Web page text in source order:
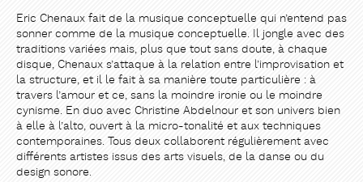
Eric Chenaux fait de la musique conceptuelle qui n’entend pas
sonner comme de la musique conceptuelle. Il jongle avec des
traditions variées mais, plus que tout sans doute, à chaque
disque, Chenaux s’attaque à la relation entre l’improvisation et
la structure, et il le fait à sa manière toute particulière : à
travers l’amour et ce, sans la moindre ironie ou le moindre
cynisme. En duo avec Christine Abdelnour et son univers bien
à elle à l’alto, ouvert à la micro-tonalité et aux techniques
contemporaines. Tous deux collaborent régulièrement avec
différents artistes issus des arts visuels, de la danse ou du
design sonore.